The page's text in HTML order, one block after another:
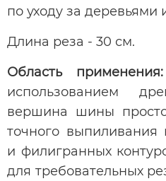
по уходу за
Длина реза - 30 см.
Область
использованием
вершина шины
точного
и филигранных
для требовательных